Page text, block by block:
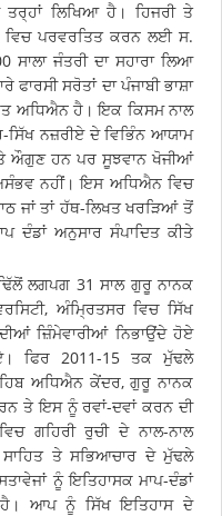
ਲਿਖਿਆ ਹੈ। ਹਿਜਰੀ ਤੇ
ਵਿਚ ਪਰਵਰਤਿਤ ਕਰਨ ਲਈ ਸ.
ਸਾਲਾ ਜੰਤਰੀ ਦਾ ਸਹਾਰਾ ਲਿਆ
ਸਰੋਤਾਂ ਦਾ ਪੰਜਾਬੀ ਭਾਸ਼ਾ
ਅਧਿਐਨ ਹੈ। ਇਕ ਕਿਸਮ ਨਾਲ
ਨਜ਼ਰੀਏ ਦੇ ਵਿਭਿੰਨ ਆਯਾਮ
ਹਨ ਪਰ ਸੂਝਵਾਨ ਖੋਜੀਆਂ
ਨਹੀਂ। ਇਸ ਅਧਿਐਨ ਵਿਚ
ਜਾਂ ਤਾਂ ਹੱਥ-ਲਿਖਤ ਖਰੜਿਆਂ ਤੋਂ
ਦੰਡਾਂ ਅਨੁਸਾਰ ਸੰਪਾਦਿਤ ਕੀਤੇ
ਲਗਪਗ 31 ਸਾਲ ਗੁਰੂ ਨਾਨਕ
ਅੰਮਿ੍ਰਤਸਰ ਵਿਚ ਸਿੱਖ
ਜ਼ਿੰਮੇਵਾਰੀਆਂ ਨਿਭਾਉਂਦੇ ਹੋਏ
ਫਿਰ 2011-15 ਤਕ ਮੁੱਢਲੇ
ਅਧਿਐਨ ਕੇਂਦਰ, ਗੁਰੂ ਨਾਨਕ
ਤੇ ਇਸ ਨੂੰ ਰਵਾਂ-ਦਵਾਂ ਕਰਨ ਦੀ
ਗਹਿਰੀ ਰੁਚੀ ਦੇ ਨਾਲ-ਨਾਲ
ਤੇ ਸਭਿਆਚਾਰ ਦੇ ਮੁੱਢਲੇ
ਨੂੰ ਇਤਿਹਾਸਕ ਮਾਪ-ਦੰਡਾਂ
ਹੈ। ਆਪ ਨੂੰ ਸਿੱਖ ਇਤਿਹਾਸ ਦੇ